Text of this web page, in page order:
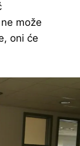
može
oni će